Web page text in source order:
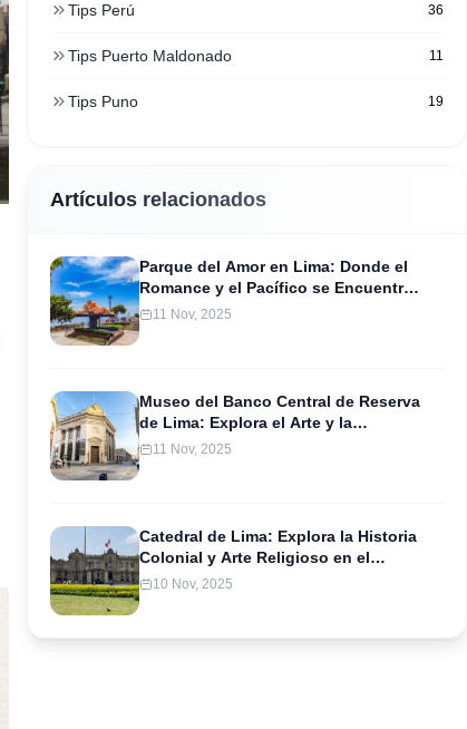
Tips Perú 36
Tips Puerto Maldonado 11
Tips Puno 19
Artículos relacionados
Parque del Amor en Lima: Donde el
Romance y el Pacífico se Encuentran
en Miraflores
11 Nov, 2025
Museo del Banco Central de Reserva
de Lima: Explora el Arte y la
Numismática en un Tesoro Cultural
11 Nov, 2025
Catedral de Lima: Explora la Historia
Colonial y Arte Religioso en el
Corazón de la Ciudad
10 Nov, 2025